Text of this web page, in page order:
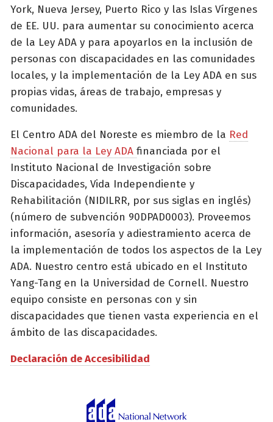
York, Nueva Jersey, Puerto Rico y las Islas Vírgenes
de EE. UU. para aumentar su conocimiento acerca
de la Ley ADA y para apoyarlos en la inclusión de
personas con discapacidades en las comunidades
locales, y la implementación de la Ley ADA en sus
propias vidas, áreas de trabajo, empresas y
comunidades.
El Centro ADA del Noreste es miembro de la Red
Nacional para la Ley ADA financiada por el
Instituto Nacional de Investigación sobre
Discapacidades, Vida Independiente y
Rehabilitación (NIDILRR, por sus siglas en inglés)
(número de subvención 90DPAD0003). Proveemos
información, asesoría y adiestramiento acerca de
la implementación de todos los aspectos de la Ley
ADA. Nuestro centro está ubicado en el Instituto
Yang-Tang en la Universidad de Cornell. Nuestro
equipo consiste en personas con y sin
discapacidades que tienen vasta experiencia en el
ámbito de las discapacidades.
Declaración de Accesibilidad